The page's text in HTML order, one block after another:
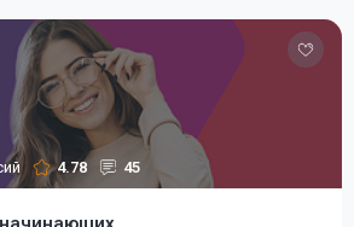
4.78 45